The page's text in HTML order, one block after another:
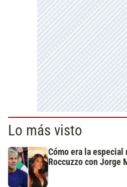
Lo más visto
Cómo era la
Roccuzzo con Jorge